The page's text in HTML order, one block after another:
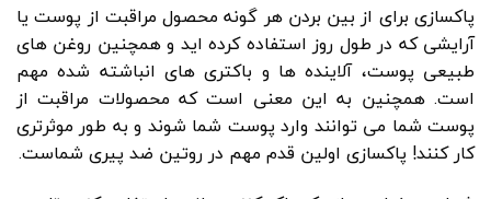
پاکسازی برای از بین بردن هر گونه محصول مراقبت از پوست یا
آرایشی که در طول روز استفاده کرده اید و همچنین روغن های
طبیعی پوست، آلاینده ها و باکتری های انباشته شده مهم
است. همچنین به این معنی است که محصولات مراقبت از
پوست شما می توانند وارد پوست شما شوند و به طور موثرتری
کار کنند! پاکسازی اولین قدم مهم در روتین ضد پیری شماست.